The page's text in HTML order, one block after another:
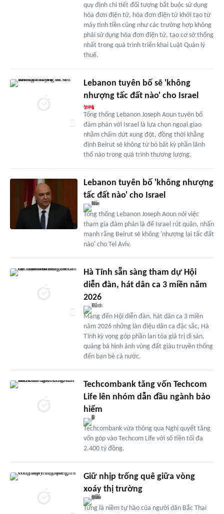
quy định chi tiết đối tượng bắt buộc sử dụng
hóa đơn điện tử, hóa đơn điện tử khởi tạo từ
máy tính tiền cũng như các trường hợp không
phải sử dụng hóa đơn điện tử, tạo cơ sở thống
nhất trong quá trình triển khai Luật Quản lý
thuế.
Lebanon tuyên bố sẽ 'không
nhượng tấc đất nào' cho Israel
Tổng thống Lebanon Joseph Aoun tuyên bố
đàm phán với Israel là lựa chọn ngoại giao
nhằm chấm dứt xung đột, đồng thời khẳng
định Beirut sẽ không từ bỏ bất kỳ phần lãnh
thổ nào trong quá trình thương lượng.
Lebanon tuyên bố 'không nhượng
tấc đất nào' cho Israel
Tổng thống Lebanon Joseph Aoun nói việc
tham gia đàm phán là để Israel rút quân, nhấn
mạnh rằng Beirut sẽ không 'nhượng lại tấc đất
nào' cho Tel Aviv.
Hà Tĩnh sẵn sàng tham dự Hội
diễn đàn, hát dân ca 3 miền năm
2026
Mang đến Hội diễn đàn, hát dân ca 3 miền
năm 2026 những làn điệu dân ca đặc sắc, Hà
Tĩnh kỳ vọng góp phần lan tỏa giá trị di sản,
quảng bá hình ảnh vùng đất giàu truyền thống
đến bạn bè cả nước.
Techcombank tăng vốn Techcom
Life lên nhóm dẫn đầu ngành bảo
hiểm
Techcombank vừa thông qua Nghị quyết tăng
vốn góp vào Techcom Life với số tiền tối đa
2.400 tỷ đồng.
Giữ nhịp trống quê giữa vòng
xoáy thị trường
Từng là niềm tự hào của người dân Bắc Thai